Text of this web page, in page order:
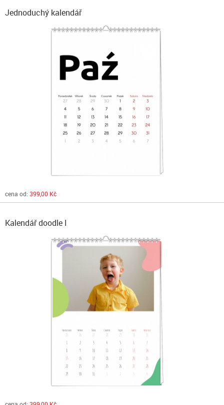
Jednoduchý kalendář
cena od: 399,00 Kč
Kalendář doodle I